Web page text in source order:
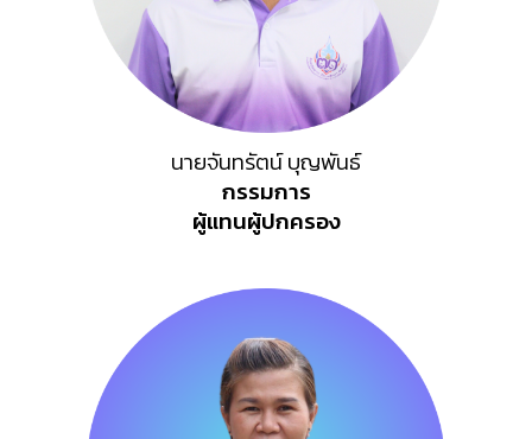
นายจันทรัตน์ บุญพันธ์
กรรมการ
ผู้แทนผู้ปกครอง